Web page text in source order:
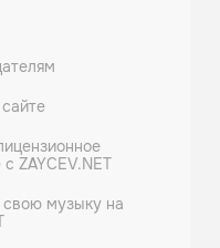
ZAYCEV.NET
свою музыку на